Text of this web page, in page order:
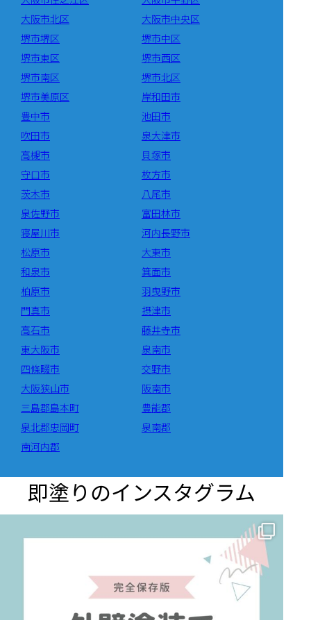
大阪市北区
大阪市中央区
堺市堺区
堺市中区
堺市東区
堺市西区
堺市南区
堺市北区
堺市美原区
岸和田市
豊中市
池田市
吹田市
泉大津市
高槻市
貝塚市
守口市
枚方市
茨木市
八尾市
泉佐野市
富田林市
寝屋川市
河内長野市
松原市
大東市
和泉市
箕面市
柏原市
羽曳野市
門真市
摂津市
高石市
藤井寺市
東大阪市
泉南市
四條畷市
交野市
大阪狭山市
阪南市
三島郡島本町
豊能郡
泉北郡忠岡町
泉南郡
南河内郡
即塗りのインスタグラム
✨ 賢いお金の使い方！外壁塗装でコストダウンする方法 🏠